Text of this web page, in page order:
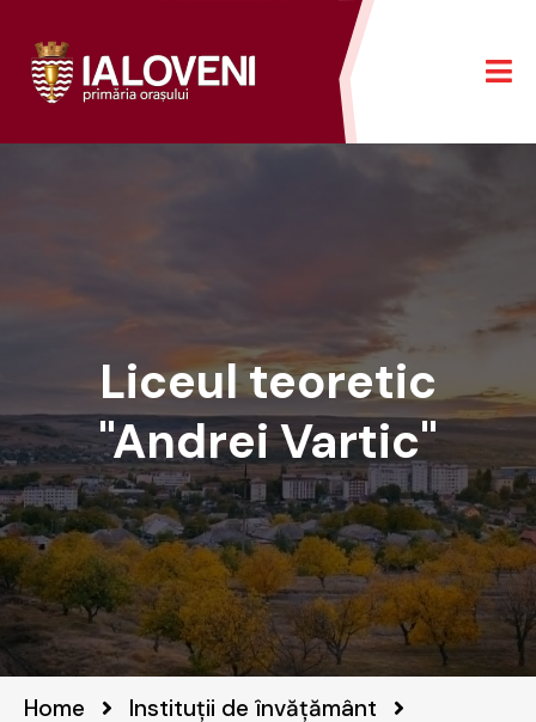
Liceul teoretic
"Andrei Vartic"
Home
Instituții de învățământ